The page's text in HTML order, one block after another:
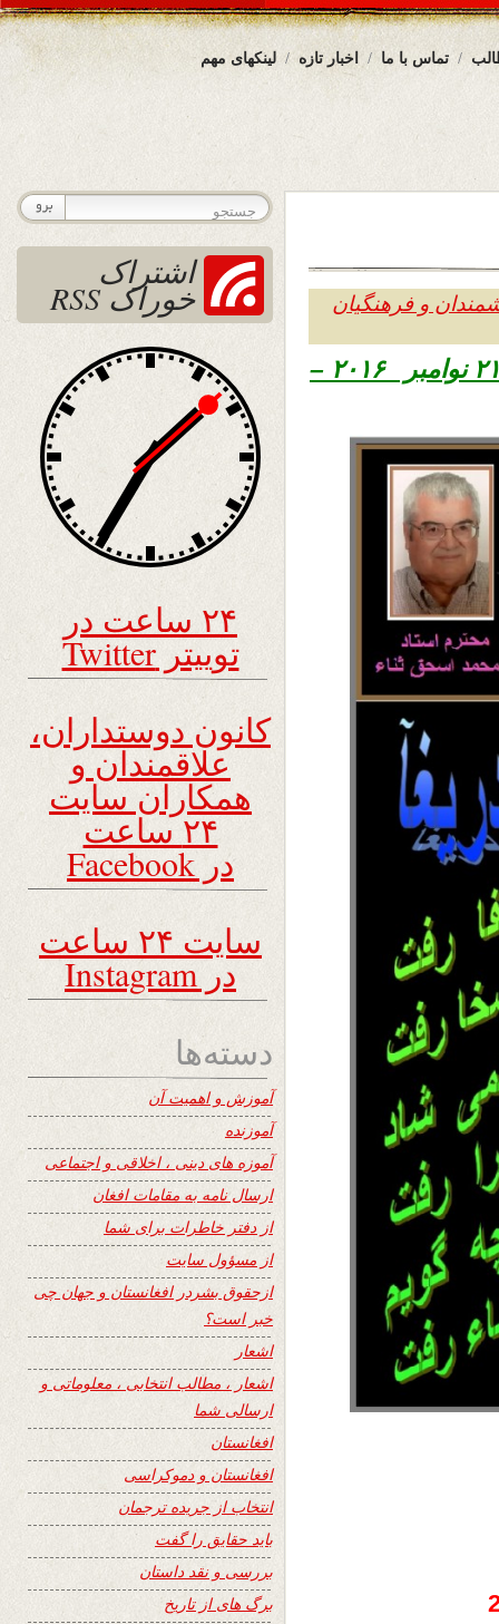
لینکهای مهم اخبار تازه تماس با ما
و فرهنگیان
تاریخ نشر دو شنبه اول قوس ۱۳۹۵ – ۲۱ نوامبر ۲۰۱۶ –
اشتراک
خوراک RSS
۲۴ ساعت در
توییتر Twitter
کانون دوستداران،
علاقمندان و
همکاران سایت
۲۴ ساعت
در Facebook
سایت ۲۴ ساعت
در Instagram
دسته‌ها
آموزش و اهمیت آن
آموزنده
آموزه های دینی ، اخلاقی و اجتماعی
ارسال نامه به مقامات افغان
از دفتر خاطرات برای شما
از مسؤول سایت
ازحقوق بشردر افغانستان و جهان چی
خبر است؟
اشعار
اشعار ، مطالب انتخابی ، معلوماتی و
ارسالی شما
افغانستان
افغانستان و دموکراسی
انتخاب از جریده ترجمان
باید حقایق را گفت
بررسی و نقد داستان
برگ های از تاریخ